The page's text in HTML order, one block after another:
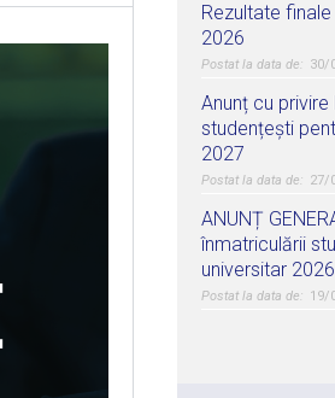
Rezultate
2026
30/
Anunț cu
studențești
2027
27/
ANUNȚ
înmatriculării
universitar
19/